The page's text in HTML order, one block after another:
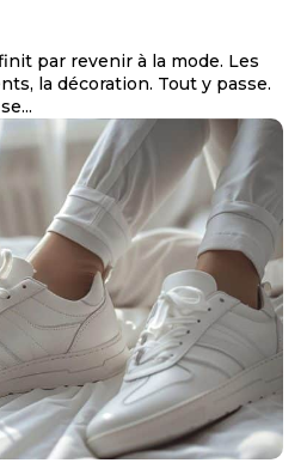
par revenir à la mode. Les
la décoration. Tout y passe.